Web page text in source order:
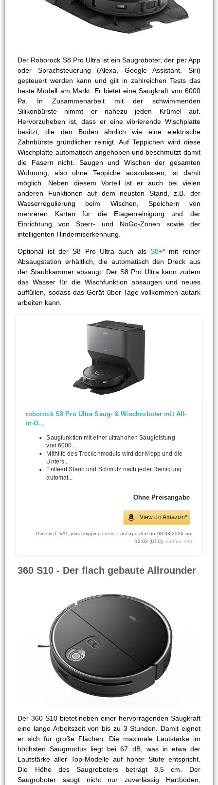
Der Roborock S8 Pro Ultra ist ein Saugroboter, der per App
oder Sprachsteuerung (Alexa, Google Assistant, Siri)
gesteuert werden kann und gilt in zahlreichen Tests das
beste Modell am Markt. Er bietet eine Saugkraft von 6000
Pa. In Zusammenarbeit mit der schwimmenden
Silikonbürste nimmt er nahezu jeden Krümel auf.
Hervorzuheben ist, dass er eine vibrierende Wischplatte
besitzt, die den Boden ähnlich wie eine elektrische
Zahnbürste gründlicher reinigt. Auf Teppichen wird diese
Wischplatte automatisch angehoben und beschmutzt damit
die Fasern nicht. Saugen und Wischen der gesamten
Wohnung, also ohne Teppiche auszulassen, ist damit
möglich. Neben diesem Vorteil ist er auch bei vielen
anderen Funktionen auf dem neusten Stand, z.B. der
Wasserregulierung beim Wischen, Speichern von
mehreren Karten für die Etagenreinigung und der
Einrichtung von Sperr- und NoGo-Zonen sowie der
intelligenten Hinderniserkennung.
Optional ist der S8 Pro Ultra auch alsS8+* mit reiner
Absaugstation erhältlich, die automatisch den Dreck aus
der Staubkammer absaugt. Der S8 Pro Ultra kann zudem
das Wasser für die Wischfunktion absaugen und neues
auffüllen, sodass das Gerät über Tage vollkommen autark
arbeiten kann.
roborock S8 Pro Ultra Saug- & Wischroboter mit All-
in-O...
Saugfunktion mit einer ultrahohen Saugleistung
von 6000...
Mithilfe des Trockenmoduls wird der Mopp und die
Unters...
Entleert Staub und Schmutz nach jeder Reinigung
automat...
Ohne Preisangabe
View on Amazon*
Price incl. VAT, plus shipping costs. Last updated on 08.08.2026 um
12:02 (UTC). Further Info
360 S10 - Der flach gebaute Allrounder
Der 360 S10 bietet neben einer hervorragenden Saugkraft
eine lange Arbeitszeit von bis zu 3 Stunden. Damit eignet
er sich für große Flächen. Die maximale Lautstärke im
höchsten Saugmodus liegt bei 67 dB, was in etwa der
Lautstärke aller Top-Modelle auf hoher Stufe entspricht.
Die Höhe des Saugroboters beträgt 8,5 cm. Der
Saugroboter saugt nicht nur zuverlässig Hartböden,